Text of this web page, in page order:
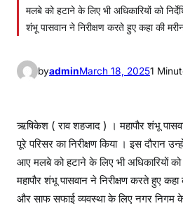
मलबे को हटाने के लिए भी अधिकारियों को
शंभू पासवान ने निरीक्षण करते हुए कहा की
byadminMarch 18, 20251
ऋषिकेश ( राव शहजाद ) । महापौर शंभू
पूरे परिसर का निरीक्षण किया । इस दौरान
आए मलबे को हटाने के लिए भी अधिकारियों को
महापौर शंभू पासवान ने निरीक्षण करते हुए
और साफ सफाई व्यवस्था के लिए नगर निगम के